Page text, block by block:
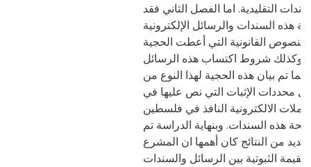
التقليدية. اما الفصل الثاني فقد
السندات والرسائل الإلكترونية
القانونية التي أعطت الحجية
وكذلك شروط اكتساب هذه الرسائل
كما تم بيان هذه الحجية لهذا النوع من
محددات الإثبات التي نص عليها في
الالكترونية النافذ في فلسطين
هذه السندات. وبنهاية الدراسة تم
من النتائج كان أهمها ان المشرع
الثبوتية بين الرسائل والسندات